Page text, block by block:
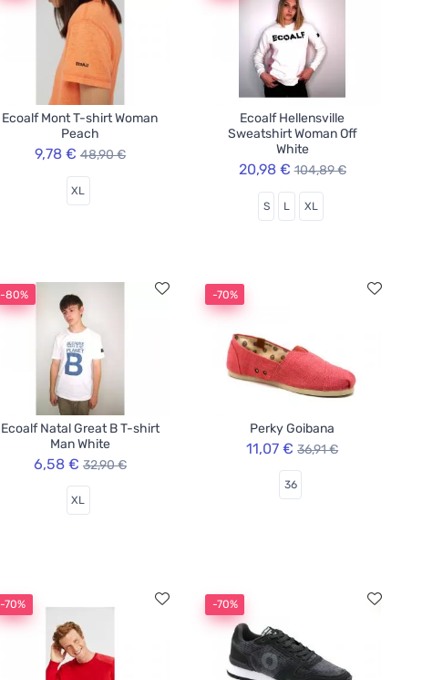
Ecoalf Mont T-shirt Woman
Peach
9,78 € 48,90 €
XL
Ecoalf Hellensville
Sweatshirt Woman Off
White
20,98 € 104,89 €
S L XL
-80%
Ecoalf Natal Great B T-shirt
Man White
6,58 € 32,90 €
XL
-70%
Perky Goibana
11,07 € 36,91 €
36
-70% -70%